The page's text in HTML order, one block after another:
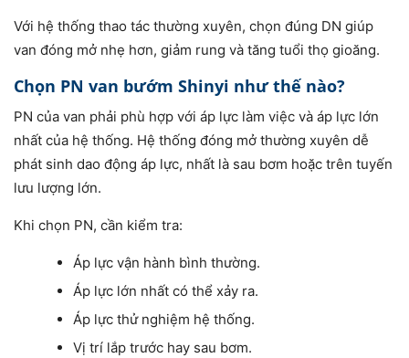
Với hệ thống thao tác thường xuyên, chọn đúng DN giúp
van đóng mở nhẹ hơn, giảm rung và tăng tuổi thọ gioăng.
Chọn PN van bướm Shinyi như thế nào?
PN của van phải phù hợp với áp lực làm việc và áp lực lớn
nhất của hệ thống. Hệ thống đóng mở thường xuyên dễ
phát sinh dao động áp lực, nhất là sau bơm hoặc trên tuyến
lưu lượng lớn.
Khi chọn PN, cần kiểm tra:
Áp lực vận hành bình thường.
Áp lực lớn nhất có thể xảy ra.
Áp lực thử nghiệm hệ thống.
Vị trí lắp trước hay sau bơm.